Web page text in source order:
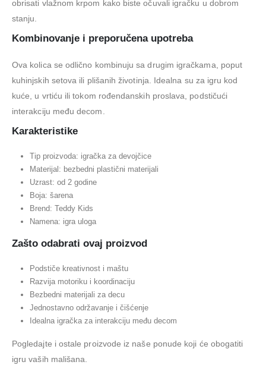
obrisati vlažnom krpom kako biste očuvali igračku u dobrom
stanju.
Kombinovanje i preporučena upotreba
Ova kolica se odlično kombinuju sa drugim igračkama, poput
kuhinjskih setova ili plišanih životinja. Idealna su za igru kod
kuće, u vrtiću ili tokom rođendanskih proslava, podstičući
interakciju među decom.
Karakteristike
Tip proizvoda: igračka za devojčice
Materijal: bezbedni plastični materijali
Uzrast: od 2 godine
Boja: šarena
Brend: Teddy Kids
Namena: igra uloga
Zašto odabrati ovaj proizvod
Podstiče kreativnost i maštu
Razvija motoriku i koordinaciju
Bezbedni materijali za decu
Jednostavno održavanje i čišćenje
Idealna igračka za interakciju među decom
Pogledajte i ostale proizvode iz naše ponude koji će obogatiti
igru vaših mališana.